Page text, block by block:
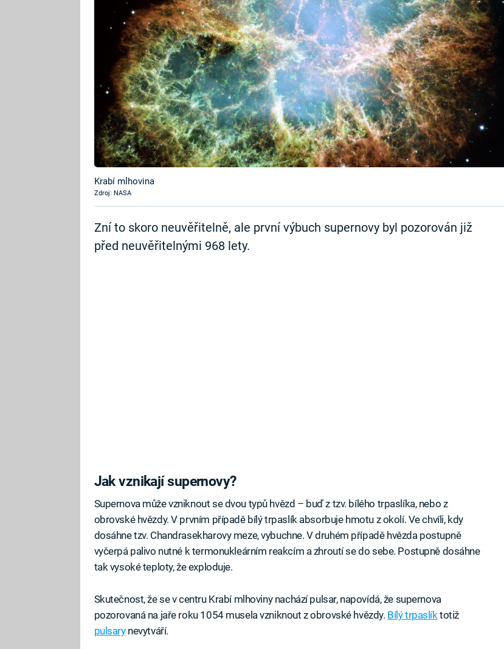
Krabí mlhovina
Zdroj: NASA
Zní to skoro neuvěřitelně, ale první výbuch supernovy byl pozorován již
před neuvěřitelnými 968 lety.
Jak vznikají supernovy?
Supernova může vzniknout se dvou typů hvězd – buď z tzv. bílého trpaslíka, nebo z
obrovské hvězdy. V prvním případě bílý trpaslík absorbuje hmotu z okolí. Ve chvíli, kdy
dosáhne tzv. Chandrasekharovy meze, vybuchne. V druhém případě hvězda postupně
vyčerpá palivo nutné k termonukleárním reakcím a zhroutí se do sebe. Postupně dosáhne
tak vysoké teploty, že exploduje.
Skutečnost, že se v centru Krabí mlhoviny nachází pulsar, napovídá, že supernova
pozorovaná na jaře roku 1054 musela vzniknout z obrovské hvězdy. Bílý trpaslík totiž
pulsarynevytváří.